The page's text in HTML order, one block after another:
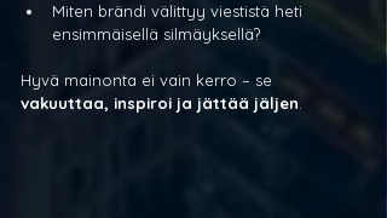
Miten brändi välittyy viestistä heti
ensimmäisellä silmäyksellä?
Hyvä mainonta ei vain kerro – se
vakuuttaa, inspiroi ja jättää jäljen